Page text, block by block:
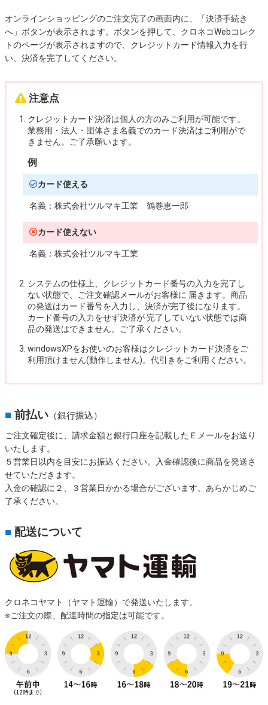
オンラインショッピングのご注文完了の画面内に、「決済手続き
へ」ボタンが表示されます。ボタンを押して、クロネコWebコレク
トのページが表示されますので、クレジットカード情報入力を行
い、決済を完了してください。
注意点
クレジットカード決済は個人の方のみご利用が可能です。
業務用・法人・団体さま名義でのカード決済はご利用がで
きません。ご了承願います。
例
カード使える
名義：株式会社ツルマキ工業 鶴巻恵一郎
カード使えない
名義：株式会社ツルマキ工業
システムの仕様上、クレジットカード番号の入力を完了し
ない状態で、ご注文確認メールがお客様に 届きます。商品
の発送はカード番号を入力し、決済が完了後になります。
カード番号の入力をせず決済が 完了していない状態では商
品の発送はできません。ご了承ください。
windowsXPをお使いのお客様はクレジットカード決済をご
利用頂けません(動作しません)。代引きをご利用ください。
■ 前払い （銀行振込）
ご注文確定後に、請求金額と銀行口座を記載したＥメールをお送り
いたします。
５営業日以内を目安にお振込ください。入金確認後に商品を発送さ
せていただきます。
入金の確認に２、３営業日かかる場合がございます。あらかじめご
了承ください。
■ 配送について
クロネコヤマト（ヤマト運輸）で発送いたします。
※ご注文の際、配達時間の指定は可能です。